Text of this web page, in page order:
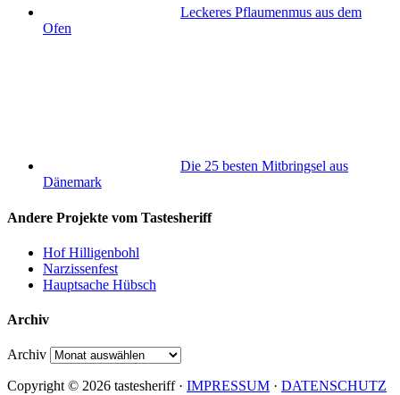
Leckeres Pflaumenmus aus dem
Ofen
Die 25 besten Mitbringsel aus
Dänemark
Andere Projekte vom Tastesheriff
Hof Hilligenbohl
Narzissenfest
Hauptsache Hübsch
Archiv
Archiv
Copyright © 2026 tastesheriff · IMPRESSUM · DATENSCHUTZ